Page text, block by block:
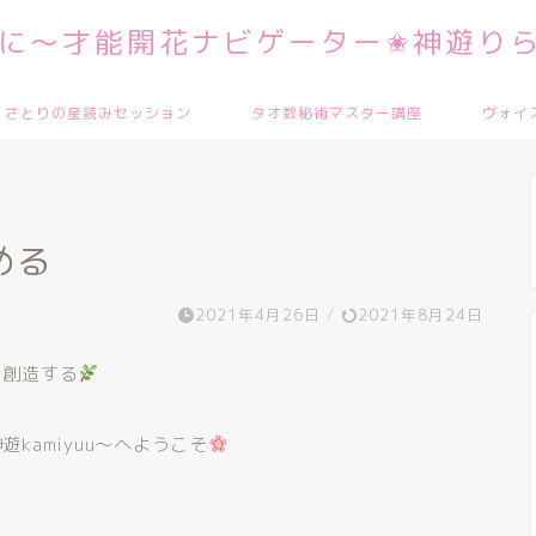
～才能開花ナビゲーター✬神遊り
さとりの星読みセッション タオ数秘術マスター講座 ヴォイ
る
2021年4月26日 / 2021年8月24日
造する
kamiyuu〜へようこそ